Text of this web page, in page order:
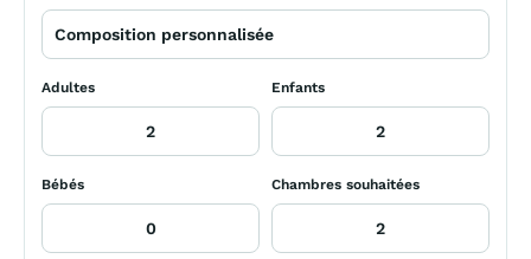
Adultes Enfants
Bébés Chambres souhaitées